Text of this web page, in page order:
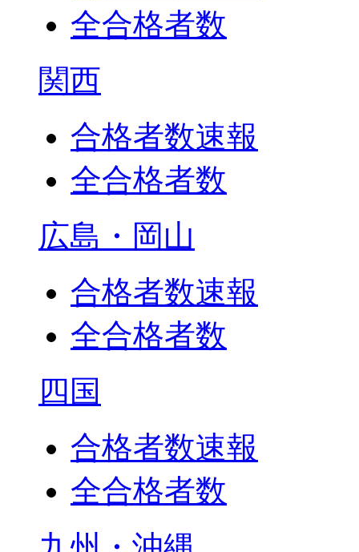
全合格者数
関西
合格者数速報
全合格者数
広島・岡山
合格者数速報
全合格者数
四国
合格者数速報
全合格者数